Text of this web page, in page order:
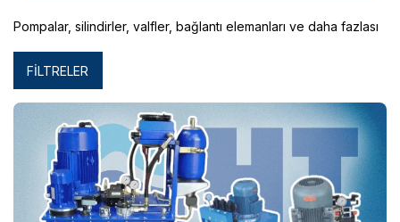
Pompalar, silindirler, valfler, bağlantı elemanları ve daha fazlası
FILTRELER